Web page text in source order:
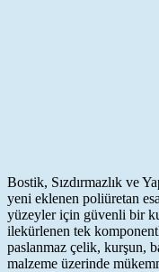
Bostik, Sızdırmazlık ve
yeni eklenen poliüretan
yüzeyler için güvenli bir
ilekürlenen tek
paslanmaz çelik, kurşun,
malzeme üzerinde